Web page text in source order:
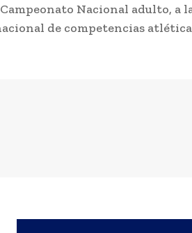
Nacional adulto, a
de competencias